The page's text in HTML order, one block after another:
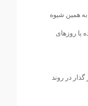
12:00 ظهر به ثبت برسند به همین شیوه
یا روزهای
در روند